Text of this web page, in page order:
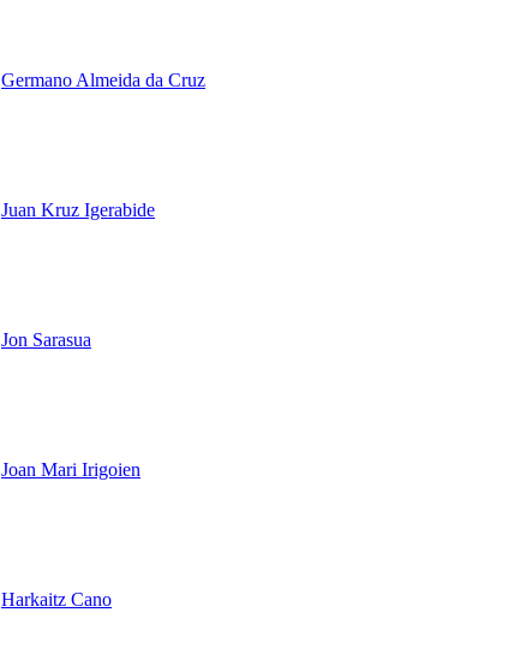
Germano Almeida da Cruz
Juan Kruz Igerabide
Jon Sarasua
Joan Mari Irigoien
Harkaitz Cano